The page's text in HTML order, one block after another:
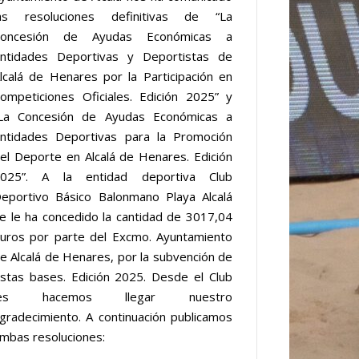
resoluciones definitivas de “La
de Ayudas Económicas a
Deportivas y Deportistas de
de Henares por la Participación en
Oficiales. Edición 2025” y
Concesión de Ayudas Económicas a
Deportivas para la Promoción
Deporte en Alcalá de Henares. Edición
A la entidad deportiva Club
Básico Balonmano Playa Alcalá
le ha concedido la cantidad de 3017,04
por parte del Excmo. Ayuntamiento
Alcalá de Henares, por la subvención de
bases. Edición 2025. Desde el Club
hacemos llegar nuestro
A continuación publicamos
resoluciones: